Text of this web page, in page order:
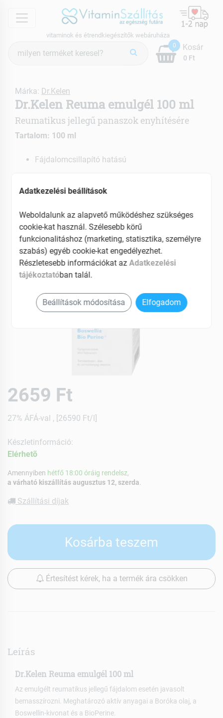
menu
vitaminok és étrendkiegészítők webáruháza
keresés
0
0 Ft
Kosár
Márka: Dr.Kelen
Dr.Kelen Reuma emulgél 100 ml
Reumatikus jellegű panaszok enyhítésére
Tartalom: 100 ml
Fájdalomcsillapító hatású
2659 Ft
27% ÁFÁ-val , [26590 Ft/l]
Készletinformáció:
Elérhetõ
Amennyiben hétfő 18:00 óráig rendelsz,
a várható kiszállítás augusztus 12, szerda
Szállítási díjak
Kosárba teszem
Értesítést kérek, ha a termék ára csökken
Leírás
Dr.Kelen Reuma emulgél 100 ml
Az emulgélt reumatikus jellegű fájdalom esetén javasolt
bemasszírozni. Meghatározó aktív anyagai a Boróka olaj, a
Boswellin-kivonat és a BioPerine.
Adatkezelési beállítások
Weboldalunk az alapvető működéshez szükséges
cookie-kat használ. Szélesebb körű
funkcionalitáshoz (marketing, statisztika, személyre
szabás) egyéb cookie-kat engedélyezhet.
Részletesebb információkat azAdatkezelési
tájékoztatóban talál.
Beállítások módosítása Elfogadom